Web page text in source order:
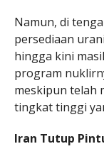
Namun, di
persediaan
hingga kini
program
meskipun telah
tingkat tinggi
Iran Tutup